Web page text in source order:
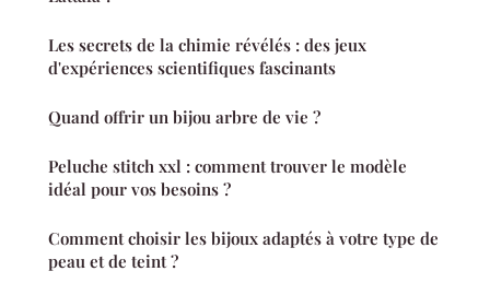
Les secrets de la chimie révélés : des jeux
d'expériences scientifiques fascinants
Quand offrir un bijou arbre de vie ?
Peluche stitch xxl : comment trouver le modèle
idéal pour vos besoins ?
Comment choisir les bijoux adaptés à votre type de
peau et de teint ?